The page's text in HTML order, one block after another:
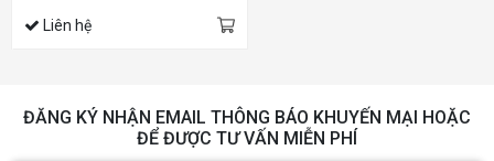
Liên hệ
ĐĂNG KÝ NHẬN EMAIL THÔNG BÁO KHUYẾN MẠI HOẶC
ĐỂ ĐƯỢC TƯ VẤN MIỄN PHÍ